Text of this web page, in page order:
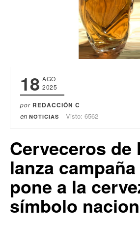
18 AGO
2025
por REDACCIÓN C
en NOTICIAS Visto: 6562
Cerveceros de
lanza
pone a la
símbolo